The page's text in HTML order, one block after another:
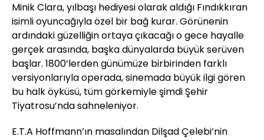
Minik Clara, yılbaşı hediyesi olarak aldığı Fındıkkıran
isimli oyuncağıyla özel bir bağ kurar. Görünenin
ardındaki güzelliğin ortaya çıkacağı o gece hayalle
gerçek arasında, başka dünyalarda büyük serüven
başlar. 1800’lerden günümüze birbirinden farklı
versiyonlarıyla operada, sinemada büyük ilgi gören
bu halk öyküsü, tüm görkemiyle şimdi Şehir
Tiyatrosu’nda sahneleniyor.
E.T.A Hoffmann’ın masalından Dilşad Çelebi’nin